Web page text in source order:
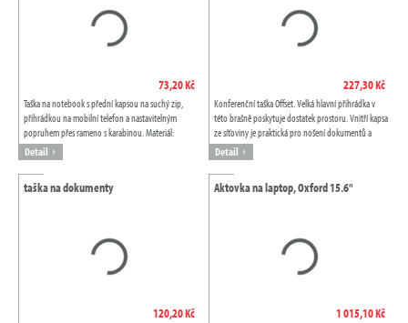
73,20 Kč
Taška na notebook s přední kapsou na suchý zip,
přihrádkou na mobilní telefon a nastavitelným
popruhem přes rameno s karabinou. Materiál:
Polyester 600D.
Detail
227,30 Kč
Konferenční taška Offset. Velká hlavní přihrádka v
této brašně poskytuje dostatek prostoru. Vnitří kapsa
ze síťoviny je praktická pro nošení dokumentů a
zavírá se pohodlně přední...
Detail
taška na dokumenty
120,20 Kč
Aktovka na laptop, Oxford 15.6"
1 015,10 Kč